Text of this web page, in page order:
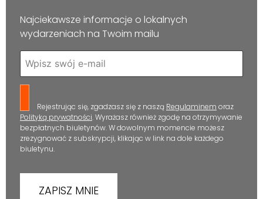
Najciekawsze informacje o lokalnych
wydarzeniach na Twoim mailu
Rejestrując się, zgadzasz się z naszą Regulaminem oraz
Polityką prywatności. Wyrażasz również zgodę na otrzymywanie
bezpłatnych biuletynów. W dowolnym momencie możesz
zrezygnować z subskrypcji, klikając w link na dole każdego
biuletynu.